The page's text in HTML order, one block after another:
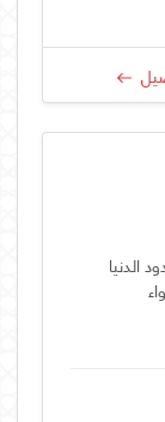
الدنيا